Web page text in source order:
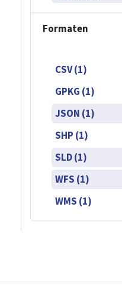
Formaten
CSV (1)
GPKG (1)
JSON (1)
SHP (1)
SLD (1)
WFS (1)
WMS (1)